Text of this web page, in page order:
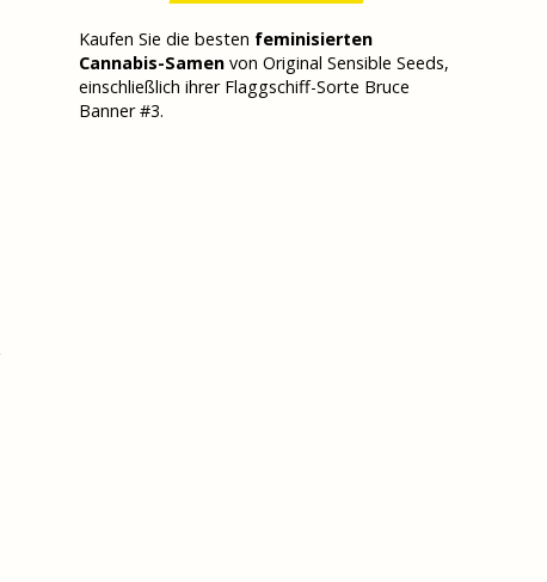
Kaufen Sie die besten feminisierten
Cannabis-Samen von Original Sensible Seeds,
einschließlich ihrer Flaggschiff-Sorte Bruce
Banner #3.